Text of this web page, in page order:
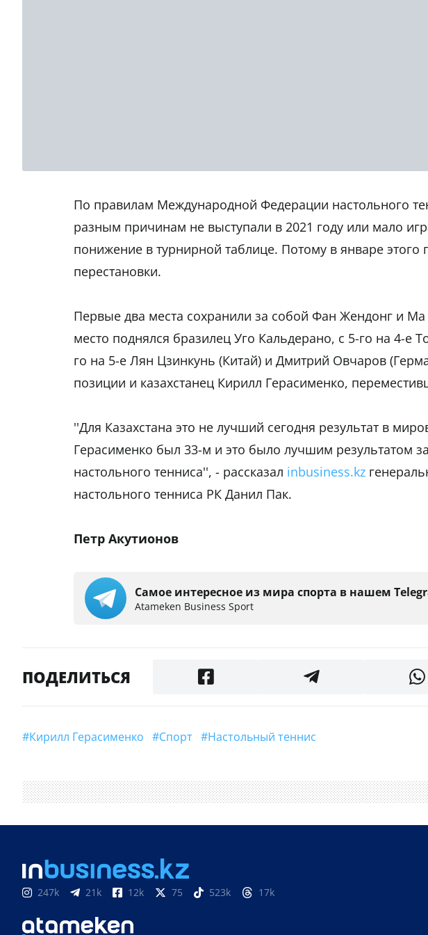
По правилам Международной Федерации настольного
разным причинам не выступали в 2021 году или мало
понижение в турнирной таблице. Потому в январе
перестановки.
Первые два места сохранили за собой Фан Жендонг и Ма
место поднялся бразилец Уго Кальдерано, с 5-го на 4-е
го на 5-е Лян Цзинкунь (Китай) и Дмитрий Овчаров
позиции и казахстанец Кирилл Герасименко,
''Для Казахстана это не лучший сегодня результат в
Герасименко был 33-м и это было лучшим результатом
настольного тенниса'', - рассказал inbusiness.kz
настольного тенниса РК Данил Пак.
Петр Акутионов
Самое интересное из мира спорта в нашем
Аtameken Business Sport
ПОДЕЛИТЬСЯ
#Кирилл Герасименко #Спорт #Настольный теннис
247k 21k 12k 75 523k 17k